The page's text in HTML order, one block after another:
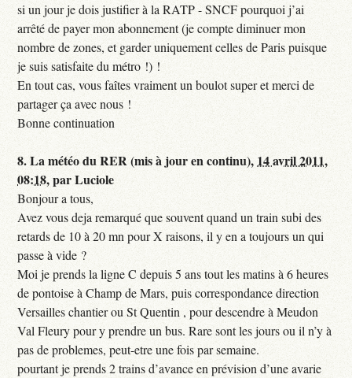
si un jour je dois justifier à la RATP - SNCF pourquoi j’ai
arrêté de payer mon abonnement (je compte diminuer mon
nombre de zones, et garder uniquement celles de Paris puisque
je suis satisfaite du métro !) !
En tout cas, vous faîtes vraiment un boulot super et merci de
partager ça avec nous !
Bonne continuation
8.La météo du RER (mis à jour en continu), 14 avril 2011,
08:18,parLuciole
Bonjour a tous,
Avez vous deja remarqué que souvent quand un train subi des
retards de 10 à 20 mn pour X raisons, il y en a toujours un qui
passe à vide ?
Moi je prends la ligne C depuis 5 ans tout les matins à 6 heures
de pontoise à Champ de Mars, puis correspondance direction
Versailles chantier ou St Quentin , pour descendre à Meudon
Val Fleury pour y prendre un bus. Rare sont les jours ou il n’y à
pas de problemes, peut-etre une fois par semaine.
pourtant je prends 2 trains d’avance en prévision d’une avarie